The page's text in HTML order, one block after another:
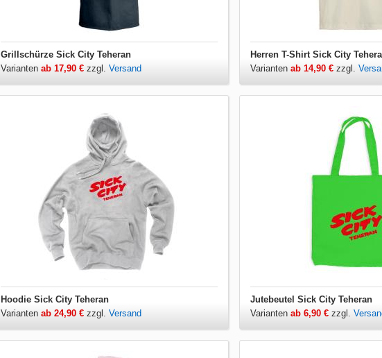
Grillschürze Sick City Teheran
Varianten ab 17,90 € zzgl. Versand
Herren T-Shirt Sick City
Varianten ab 14,90 €zzgl.
Hoodie Sick City Teheran
Varianten ab 24,90 € zzgl. Versand
Jutebeutel Sick City Teheran
Varianten ab 6,90 €zzgl.